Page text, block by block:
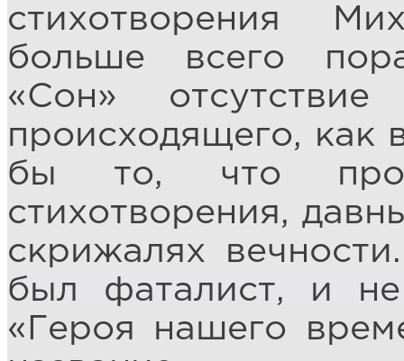
стихотворения
больше всего
«Сон»
происходящего, как
бы то, что
стихотворения,
скрижалях
был фаталист, и
«Героя нашего